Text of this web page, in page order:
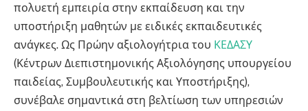
πολυετή εμπειρία στην εκπαίδευση και την
υποστήριξη μαθητών με ειδικές εκπαιδευτικές
ανάγκες. Ως Πρώην αξιολογήτρια του ΚΕΔΑΣΥ
(Κέντρων Διεπιστημονικής Αξιολόγησης υπουργείου
παιδείας, Συμβουλευτικής και Υποστήριξης),
συνέβαλε σημαντικά στη βελτίωση των υπηρεσιών